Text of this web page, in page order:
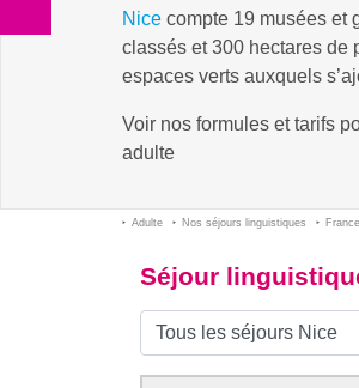
Nice compte 19 musées et
classés et 300 hectares de
espaces verts auxquels
Voir nos formules et tarifs
adulte
Adulte Nos séjours linguistiques France
Séjour